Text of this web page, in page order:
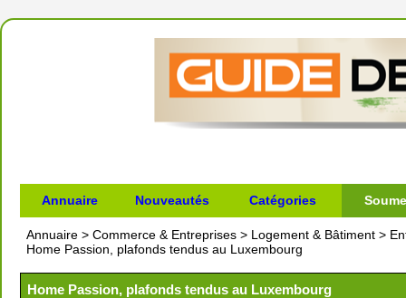
Annuaire Nouveautés Catégories
Annuaire > Commerce & Entreprises > Logement & Bâtiment >
Home Passion, plafonds tendus au Luxembourg
Home Passion, plafonds tendus au Luxembourg